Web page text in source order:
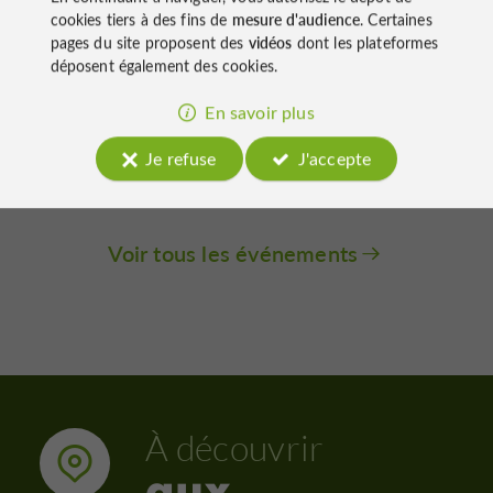
L'été Photographique de
Lectoure
Expositions
11/07/2026 au 31/08/2026
Voir tous les événements
À découvrir
cookies tiers à des fins de mesure d'audience. Certaines
pages du site proposent des vidéos dont les plateformes
déposent également des cookies.
En savoir plus
Je refuse
J'accepte